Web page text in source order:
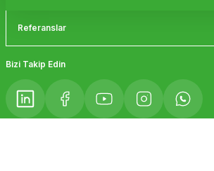
Referanslar
Bizi Takip Edin